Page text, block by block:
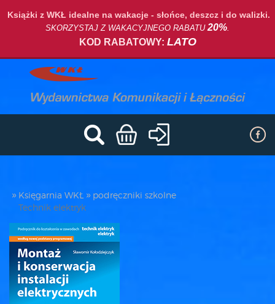
Książki z WKŁ idealne na wakacje - słońce, deszcz i do walizki.
SKORZYSTAJ Z WAKACYJNEGO RABATU20%.
KOD RABATOWY: LATO
Księgarnia WKŁ
podręczniki szkolne
Technik elektryk